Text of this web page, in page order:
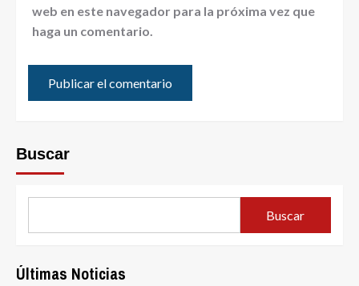
web en este navegador para la próxima vez que
haga un comentario.
Buscar
Buscar
Últimas Noticias